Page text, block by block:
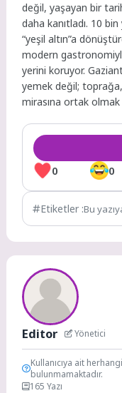
değil, yaşayan bir
daha kanıtladı. 10 bin
“yeşil altın”a
modern
yerini koruyor.
yemek değil;
mirasına ortak olmak
0 0
Etiketler :Bu
Editor Yönetici
Kullanıcıya ait
bulunmamaktadır.
165 Yazı